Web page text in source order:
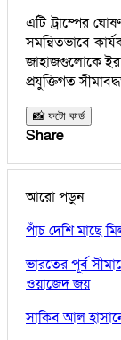
এটি ট্রাম্পের
সমন্বিতভাবে
জাহাজগুলোকে
প্রযুক্তিগত
📸 ফটো কার্ড
Share
আরো পড়ুন
পাঁচ দেশি মাছে
ভারতের পূর্ব
ওয়াজেদ জয়
সাকিব আল